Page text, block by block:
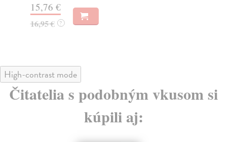
15,76 €
16,95 € ?
High-contrast mode
Čitatelia s podobným vkusom si
kúpili aj: